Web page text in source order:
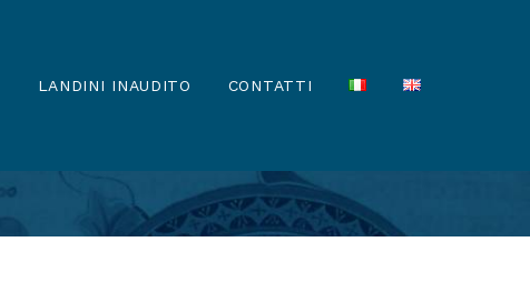
LANDINI INAUDITO CONTATTI